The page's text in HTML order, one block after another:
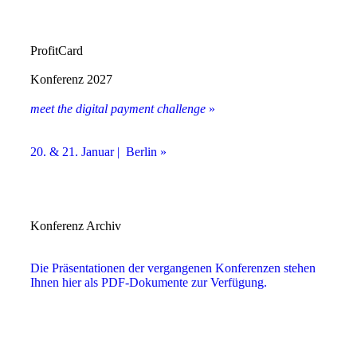
ProfitCard
Konferenz 2027
meet the digital payment challenge »
20. & 21. Januar | Berlin »
Konferenz Archiv
Die Präsentationen der vergangenen Konferenzen stehen
Ihnen hier als PDF-Dokumente zur Verfügung.